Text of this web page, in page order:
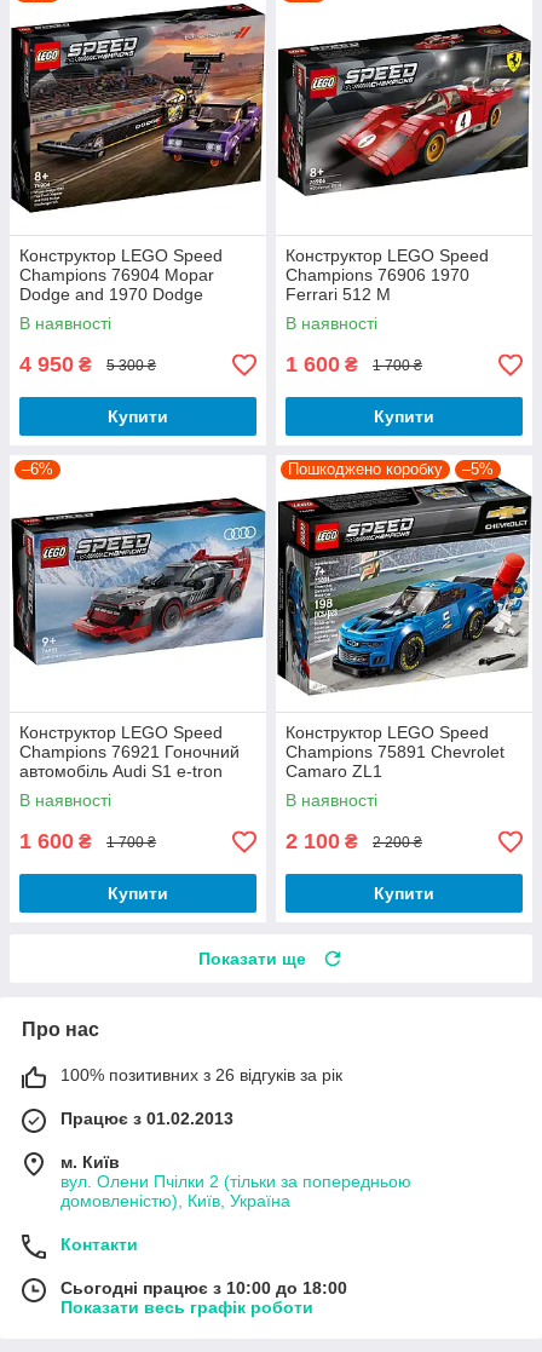
Конструктор LEGO Speed
Champions 76904 Mopar
Dodge and 1970 Dodge
Challenger T/A
В наявності
4 950 ₴ 5 300 ₴
Купити
Конструктор LEGO Speed
Champions 76906 1970
Ferrari 512 M
В наявності
1 600 ₴ 1 700 ₴
Купити
–6%
Конструктор LEGO Speed
Champions 76921 Гоночний
автомобіль Audi S1 e-tron
quattro
В наявності
1 600 ₴ 1 700 ₴
Купити
Пошкоджено коробку –5%
Конструктор LEGO Speed
Champions 75891 Chevrolet
Camaro ZL1
В наявності
2 100 ₴ 2 200 ₴
Купити
Показати ще
Про нас
100% позитивних з 26 відгуків за рік
Працює з 01.02.2013
м. Київ
вул. Олени Пчілки 2 (тільки за попередньою
домовленістю), Київ, Україна
Контакти
Сьогодні працює з 10:00 до 18:00
Показати весь графік роботи